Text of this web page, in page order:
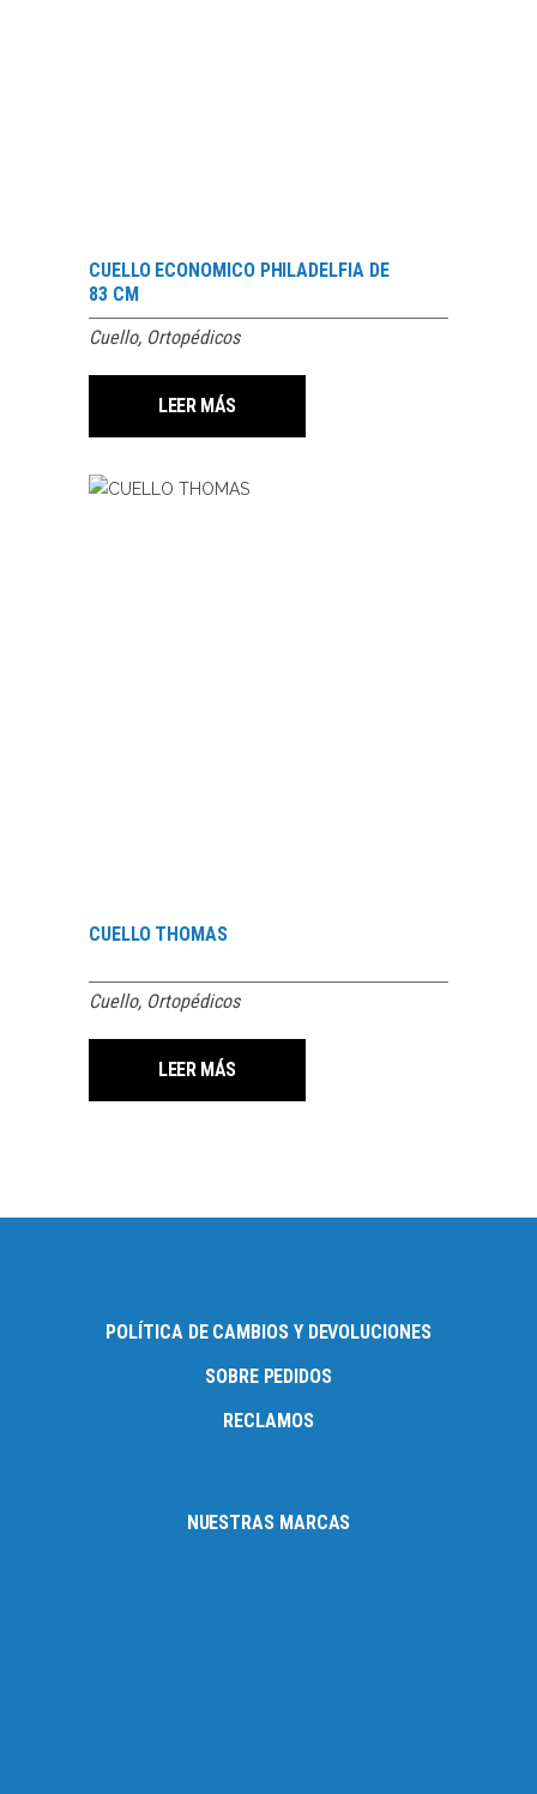
CUELLO ECONOMICO PHILADELFIA DE
83 CM
Cuello, Ortopédicos
LEER MÁS
CUELLO THOMAS
Cuello, Ortopédicos
LEER MÁS
POLÍTICA DE CAMBIOS Y DEVOLUCIONES
SOBRE PEDIDOS
RECLAMOS
NUESTRAS MARCAS